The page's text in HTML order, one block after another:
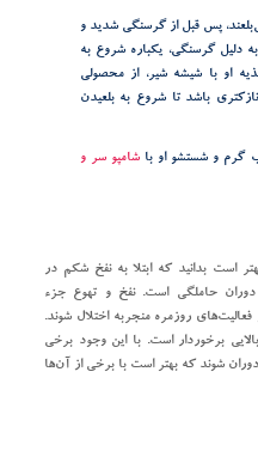
پس قبل از گرسنگی شدید و
دلیل گرسنگی، یکباره شروع به
او با شیشه شیر، از محصولی
باشد تا شروع به بلعیدن
گرم و شستشو او با شامپو سر و
است بدانید که ابتلا به نفخ شکم در
دوران حاملگی است. نفخ و تهوع جزء
فعالیت‌های روزمره منجربه اختلال شوند.
برخوردار است. با این وجود برخی
شوند که بهتر است با برخی از آن‌ها